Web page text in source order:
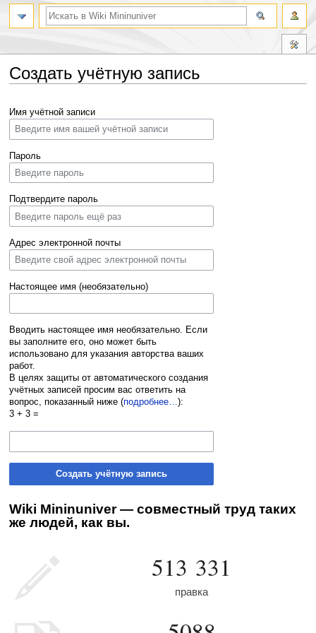
Создать учётную запись
к
навигации
к
поиску
Имя учётной записи
Пароль
Подтвердите пароль
Адрес электронной почты
Настоящее имя (необязательно)
Вводить настоящее имя необязательно. Если
вы заполните его, оно может быть
использовано для указания авторства ваших
работ.
В целях защиты от автоматического создания
учётных записей просим вас ответить на
вопрос, показанный ниже (подробнее…):
3 + 3 =
Создать учётную запись
Wiki Mininuniver — совместный труд таких
же людей, как вы.
513 331
правка